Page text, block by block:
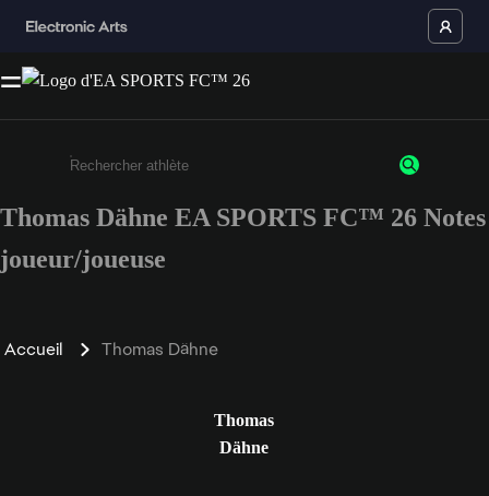
Saisissez au moins 3 caractères ou chiffres.
Thomas Dähne EA SPORTS FC™ 26 Notes
joueur/joueuse
Accueil Thomas Dähne
Thomas
Dähne